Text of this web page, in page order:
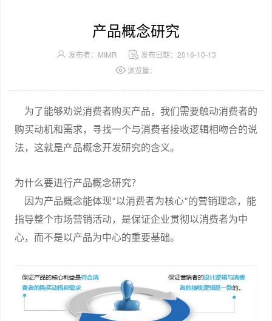
产品概念研究
发布者：MIMR
发布日期：2016-10-13
浏览量：
为了能够劝说消费者购买产品，我们需要触动消费者的
购买动机和需求，寻找一个与消费者接收逻辑相吻合的说
法，这就是产品概念开发研究的含义。
为什么要进行产品概念研究？
因为产品概念能体现“以消费者为核心”的营销理念，能
指导整个市场营销活动，是保证企业贯彻以消费者为中
心，而不是以产品为中心的重要基础。